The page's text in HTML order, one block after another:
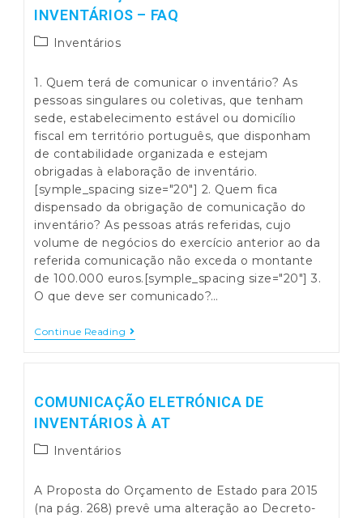
Esclarecimento
INVENTÁRIOS – FAQ
PostInventários
1. Quem terá de comunicar o inventário? As
pessoas singulares ou coletivas, que tenham
sede, estabelecimento estável ou domicílio
fiscal em território português, que disponham
de contabilidade organizada e estejam
obrigadas à elaboração de inventário.
[symple_spacing size="20"] 2. Quem fica
dispensado da obrigação de comunicação do
inventário? As pessoas atrás referidas, cujo
volume de negócios do exercício anterior ao da
referida comunicação não exceda o montante
de 100.000 euros.[symple_spacing size="20"] 3.
O que deve ser comunicado?…
Continue Reading Comunicação
FAQ
COMUNICAÇÃO ELETRÓNICA DE
INVENTÁRIOS À AT
PostInventários
A Proposta do Orçamento de Estado para 2015
(na pág. 268) prevê uma alteração ao Decreto-